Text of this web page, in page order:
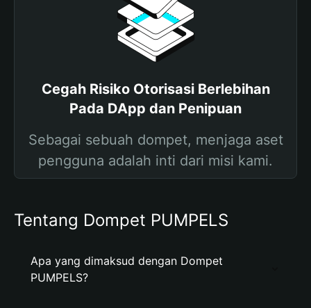
Cegah Risiko Otorisasi Berlebihan
Pada DApp dan Penipuan
Sebagai sebuah dompet, menjaga aset
pengguna adalah inti dari misi kami.
Tentang Dompet PUMPELS
Apa yang dimaksud dengan Dompet
PUMPELS?